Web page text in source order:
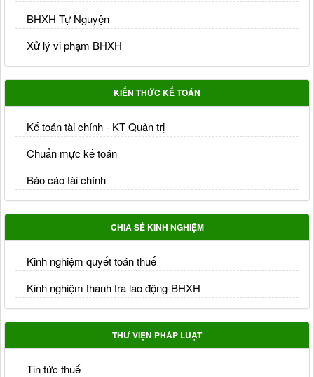
BHXH Tự Nguyện
Xử lý vi phạm BHXH
KIẾN THỨC KẾ TOÁN
Kế toán tài chính - KT Quản trị
Chuẩn mực kế toán
Báo cáo tài chính
CHIA SẺ KINH NGHIỆM
Kinh nghiệm quyết toán thuế
Kinh nghiệm thanh tra lao động-BHXH
THƯ VIỆN PHÁP LUẬT
Tin tức thuế